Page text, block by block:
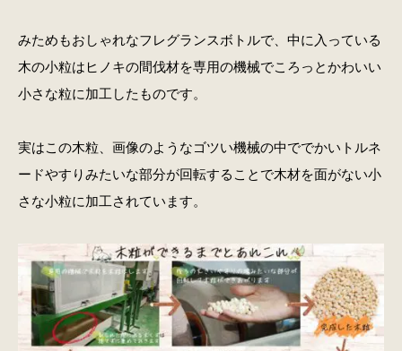
みためもおしゃれなフレグランスボトルで、中に入っている
木の小粒はヒノキの間伐材を専用の機械でころっとかわいい
小さな粒に加工したものです。
実はこの木粒、画像のようなゴツい機械の中ででかいトルネ
ードやすりみたいな部分が回転することで木材を面がない小
さな小粒に加工されています。